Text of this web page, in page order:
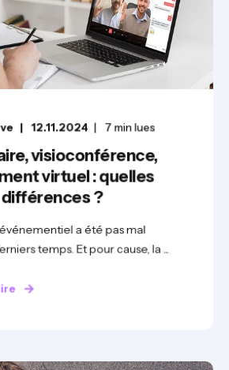
12.11.2024 7 min lues
visioconférence,
virtuel : quelles
différences ?
a été pas mal
temps. Et pour cause, la ...